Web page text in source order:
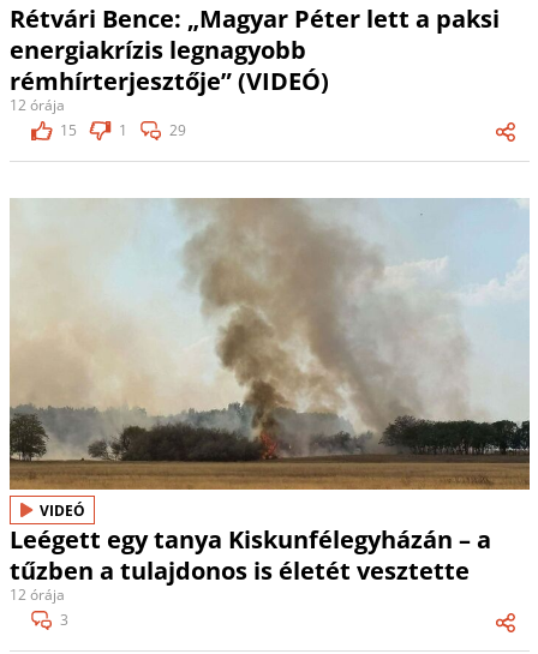
Rétvári Bence: „Magyar Péter lett a paksi
energiakrízis legnagyobb
rémhírterjesztője” (VIDEÓ)
12 órája
15
1 29
VIDEÓ
Leégett egy tanya Kiskunfélegyházán – a
tűzben a tulajdonos is életét vesztette
12 órája
3